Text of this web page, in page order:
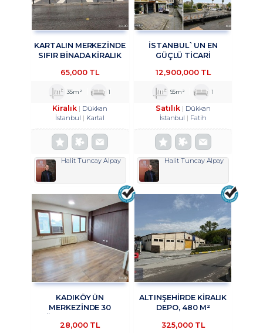
KARTALIN MERKEZİNDE
SIFIR BİNADA KİRALIK
TROYKADAN.
65,000 TL
35m² 1
Kiralık
Dükkan
İstanbul
Kartal
Halit Tuncay Alpay
İSTANBUL`UN EN
GÜÇLÜ TICARI
VATAN CADDESI
AVM KARŞISINDA
12,900,000 TL
95m² 1
Satılık
Dükkan
İstanbul
Fatih
Halit Tuncay Alpay
KADIKÖY ÜN
MERKEZİNDE 30
OFİS&BÜRO
28,000 TL
ALTINŞEHIRDE KIRALIK
DEPO, 480 M²
TROYKADAN
325,000 TL